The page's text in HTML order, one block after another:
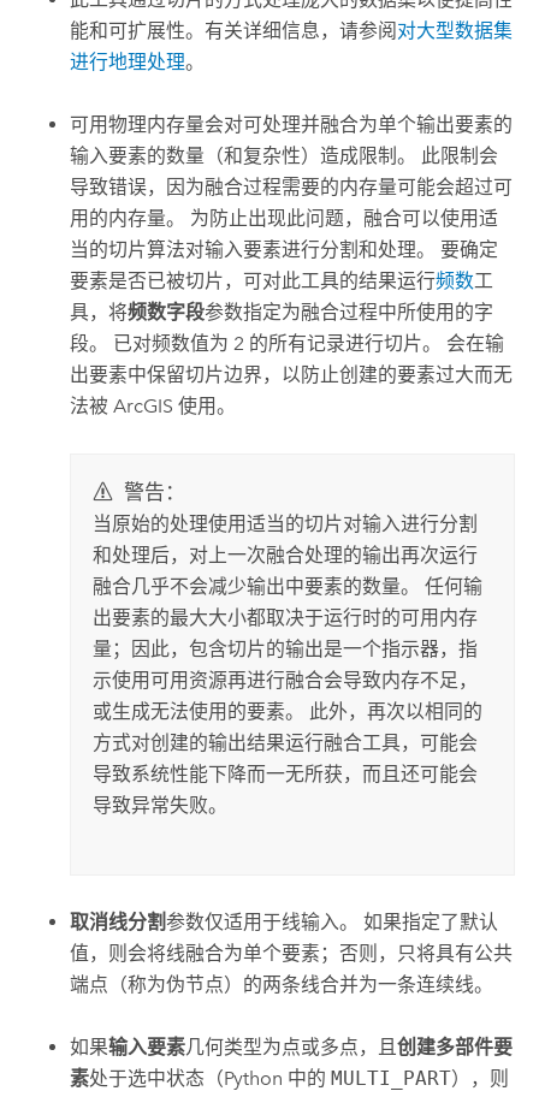
能和可扩展性。有关详细信息，请参阅对大型数据集
进行地理处理。
可用物理内存量会对可处理并融合为单个输出要素的
输入要素的数量（和复杂性）造成限制。 此限制会
导致错误，因为融合过程需要的内存量可能会超过可
用的内存量。 为防止出现此问题，融合可以使用适
当的切片算法对输入要素进行分割和处理。 要确定
要素是否已被切片，可对此工具的结果运行频数工
具，将频数字段参数指定为融合过程中所使用的字
段。 已对频数值为 2 的所有记录进行切片。 会在输
出要素中保留切片边界，以防止创建的要素过大而无
法被 ArcGIS 使用。
警告：
当原始的处理使用适当的切片对输入进行分割
和处理后，对上一次融合处理的输出再次运行
融合几乎不会减少输出中要素的数量。 任何输
出要素的最大大小都取决于运行时的可用内存
量；因此，包含切片的输出是一个指示器，指
示使用可用资源再进行融合会导致内存不足，
或生成无法使用的要素。 此外，再次以相同的
方式对创建的输出结果运行融合工具，可能会
导致系统性能下降而一无所获，而且还可能会
导致异常失败。
取消线分割参数仅适用于线输入。 如果指定了默认
值，则会将线融合为单个要素；否则，只将具有公共
端点（称为伪节点）的两条线合并为一条连续线。
如果输入要素几何类型为点或多点，且创建多部件要
素处于选中状态（Python 中的 MULTI_PART），则